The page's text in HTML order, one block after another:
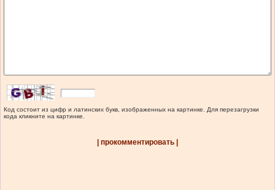
Код состоит из цифр и латинских букв, изображенных на картинке. Для перезагрузки
кода кликните на картинке.
| прокомментировать |